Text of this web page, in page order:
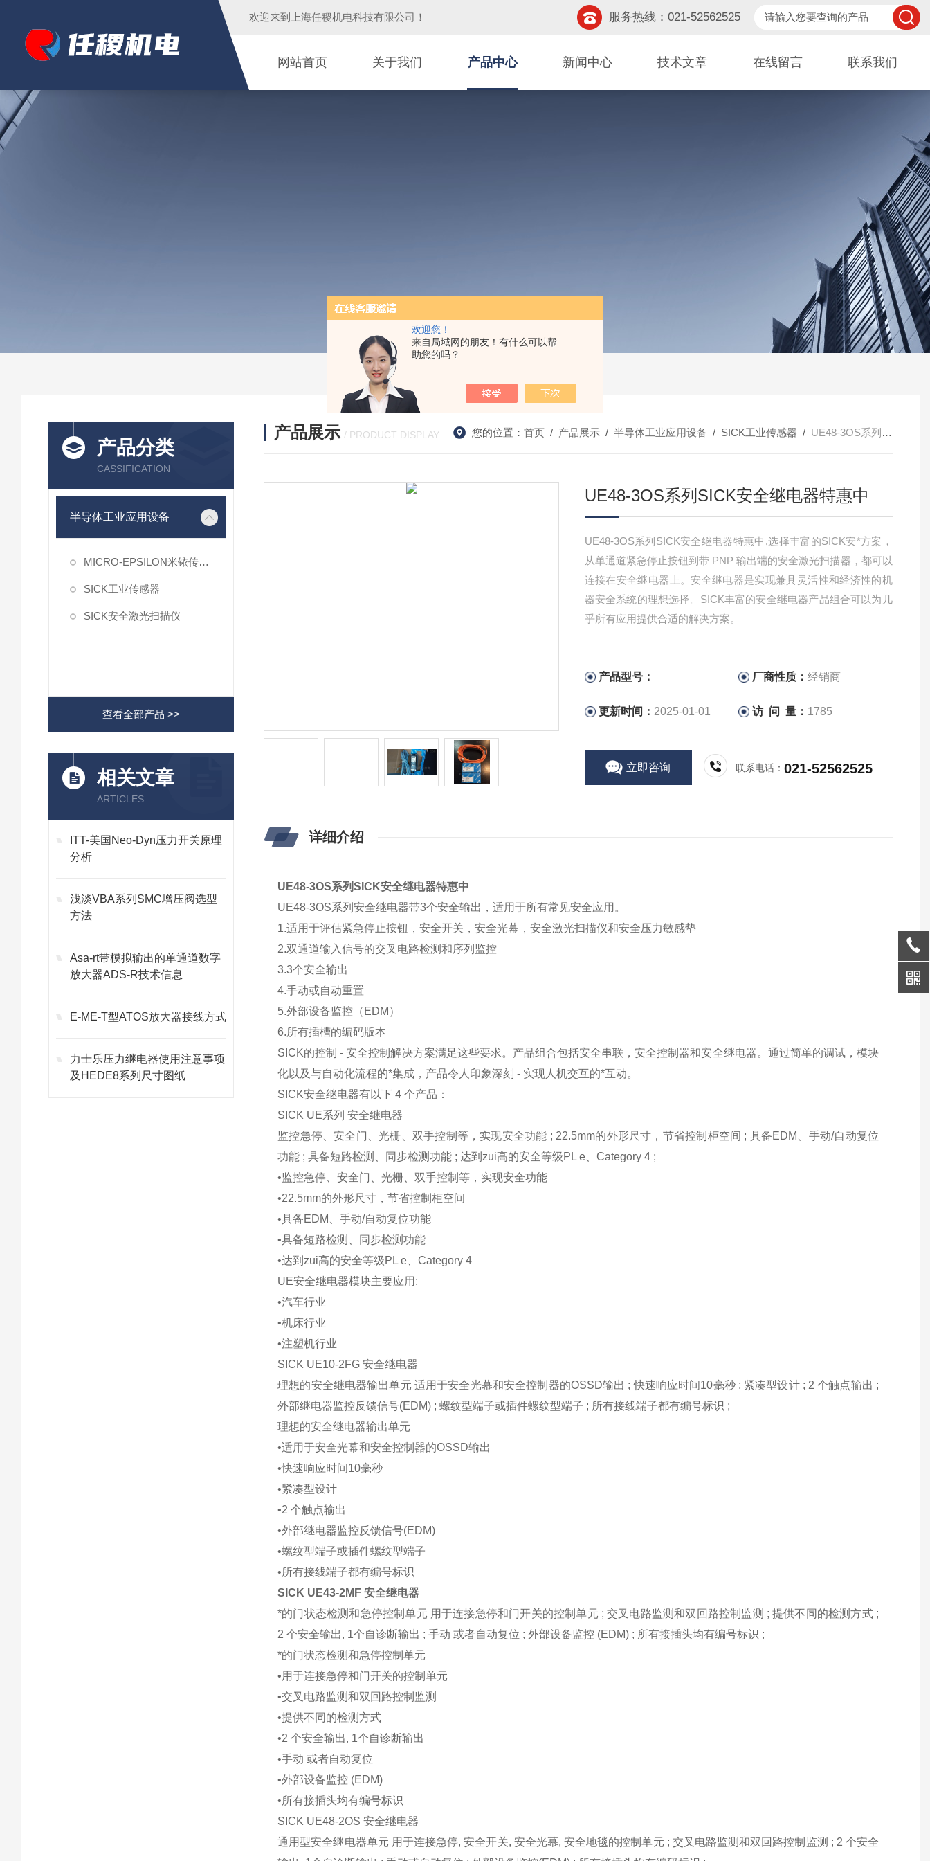
欢迎您！
来自局域网的朋友！有什么可以帮
助您的吗？
欢迎来到 上海任稷机电科技有限公司 ！ 服务热线：021-52562525
网站首页 关于我们 产品中心 新闻中心 技术文章 在线留言 联系我们
产品分类
CASSIFICATION
半导体工业应用设备
MICRO-EPSILON米铱传感器
SICK工业传感器
SICK安全激光扫描仪
查看全部产品 >>
相关文章
ARTICLES
ITT-美国Neo-Dyn压力开关原理
分析
浅淡VBA系列SMC增压阀选型
方法
Asa-rt带模拟输出的单通道数字
放大器ADS-R技术信息
E-ME-T型ATOS放大器接线方式
力士乐压力继电器使用注意事项
及HEDE8系列尺寸图纸
产品展示 / PRODUCT DISPLAY 您的位置： 首页/ 产品展示/ 半导体工业应用设备 / SICK工业传感器 / UE48-3OS系列SICK安全继电器特惠中
UE48-3OS系列SICK安全继电器特惠中
UE48-3OS系列SICK安全继电器特惠中,选择丰富的SICK安*方案，
从单通道紧急停止按钮到带 PNP 输出端的安全激光扫描器，都可以
连接在安全继电器上。安全继电器是实现兼具灵活性和经济性的机
器安全系统的理想选择。SICK丰富的安全继电器产品组合可以为几
乎所有应用提供合适的解决方案。
产品型号： 厂商性质：经销商
更新时间： 2025-01-01 访 问 量： 1785
立即咨询 联系电话：021-52562525
详细介绍
UE48-3OS系列SICK安全继电器特惠中
UE48-3OS系列安全继电器带3个安全输出，适用于所有常见安全应用。
1.适用于评估紧急停止按钮，安全开关，安全光幕，安全激光扫描仪和安全压力敏感垫
2.双通道输入信号的交叉电路检测和序列监控
3.3个安全输出
4.手动或自动重置
5.外部设备监控（EDM）
6.所有插槽的编码版本
SICK的控制 - 安全控制解决方案满足这些要求。产品组合包括安全串联，安全控制器和安全继电器。通过简单的调试，模块
化以及与自动化流程的*集成，产品令人印象深刻 - 实现人机交互的*互动。
SICK安全继电器有以下 4 个产品：
SICK UE系列 安全继电器
监控急停、安全门、光栅、双手控制等，实现安全功能 ; 22.5mm的外形尺寸，节省控制柜空间 ; 具备EDM、手动/自动复位
功能 ; 具备短路检测、同步检测功能 ; 达到zui高的安全等级PL e、Category 4 ;
•监控急停、安全门、光栅、双手控制等，实现安全功能
•22.5mm的外形尺寸，节省控制柜空间
•具备EDM、手动/自动复位功能
•具备短路检测、同步检测功能
•达到zui高的安全等级PL e、Category 4
UE安全继电器模块主要应用:
•汽车行业
•机床行业
•注塑机行业
SICK UE10-2FG 安全继电器
理想的安全继电器输出单元 适用于安全光幕和安全控制器的OSSD输出 ; 快速响应时间10毫秒 ; 紧凑型设计 ; 2 个触点输出 ;
外部继电器监控反馈信号(EDM) ; 螺纹型端子或插件螺纹型端子 ; 所有接线端子都有编号标识 ;
理想的安全继电器输出单元
•适用于安全光幕和安全控制器的OSSD输出
•快速响应时间10毫秒
•紧凑型设计
•2 个触点输出
•外部继电器监控反馈信号(EDM)
•螺纹型端子或插件螺纹型端子
•所有接线端子都有编号标识
SICK UE43-2MF 安全继电器
*的门状态检测和急停控制单元 用于连接急停和门开关的控制单元 ; 交叉电路监测和双回路控制监测 ; 提供不同的检测方式 ;
2 个安全输出, 1个自诊断输出 ; 手动 或者自动复位 ; 外部设备监控 (EDM) ; 所有接插头均有编号标识 ;
*的门状态检测和急停控制单元
•用于连接急停和门开关的控制单元
•交叉电路监测和双回路控制监测
•提供不同的检测方式
•2 个安全输出, 1个自诊断输出
•手动 或者自动复位
•外部设备监控 (EDM)
•所有接插头均有编号标识
SICK UE48-2OS 安全继电器
通用型安全继电器单元 用于连接急停, 安全开关, 安全光幕, 安全地毯的控制单元 ; 交叉电路监测和双回路控制监测 ; 2 个安全